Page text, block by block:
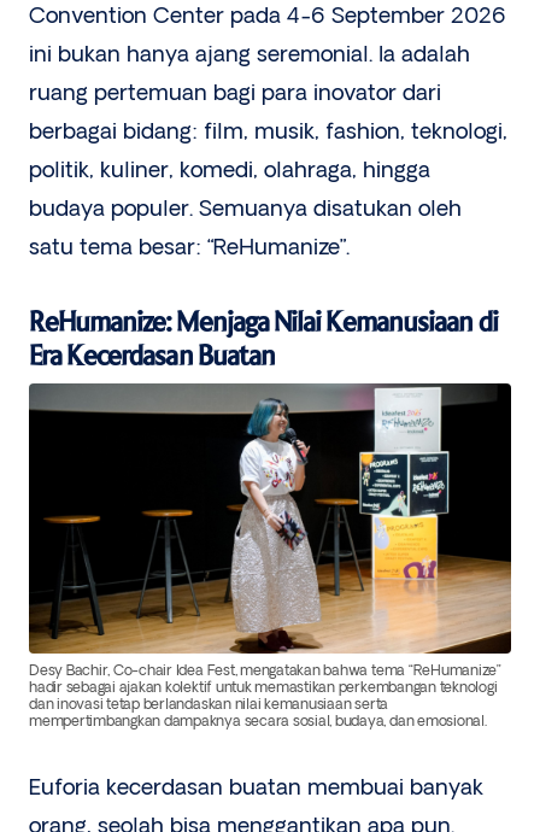
Convention Center pada 4-6 September 2026
ini bukan hanya ajang seremonial. Ia adalah
ruang pertemuan bagi para inovator dari
berbagai bidang: film, musik, fashion, teknologi,
politik, kuliner, komedi, olahraga, hingga
budaya populer. Semuanya disatukan oleh
satu tema besar: “ReHumanize”.
ReHumanize: Menjaga Nilai Kemanusiaan di
Era Kecerdasan Buatan
Desy Bachir, Co-chair Idea Fest, mengatakan bahwa tema “ReHumanize”
hadir sebagai ajakan kolektif untuk memastikan perkembangan teknologi
dan inovasi tetap berlandaskan nilai kemanusiaan serta
mempertimbangkan dampaknya secara sosial, budaya, dan emosional.
Euforia kecerdasan buatan membuai banyak